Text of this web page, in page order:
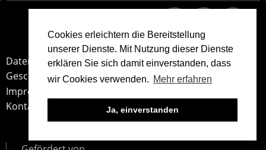
Cookies erleichtern die Bereitstellung
unserer Dienste. Mit Nutzung dieser Dienste
erklären Sie sich damit einverstanden, dass
wir Cookies verwenden. Mehr erfahren
Ja, einverstanden
Teile
unsere
Arbeit
Service
Datenschutz
Geschäftsbedingungen
Impressum
Kontakt